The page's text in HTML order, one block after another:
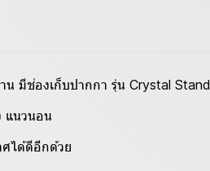
มีช่องเก็บปากกา รุ่น Crystal Stand
แนวนอน
ศได้ดีอีกด้วย